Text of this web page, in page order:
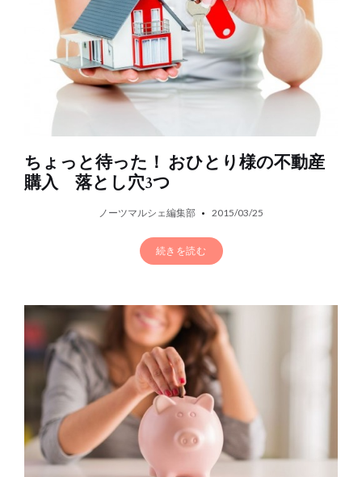
ちょっと待った！ おひとり様の不動産
購入 落とし穴3つ
ノーツマルシェ編集部 2015/03/25
続きを読む